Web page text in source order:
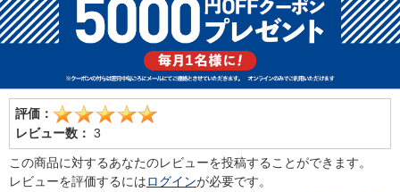
評価：
レビュー数： 3
この商品に対するあなたのレビューを投稿することができます。
レビューを評価するにはログインが必要です。